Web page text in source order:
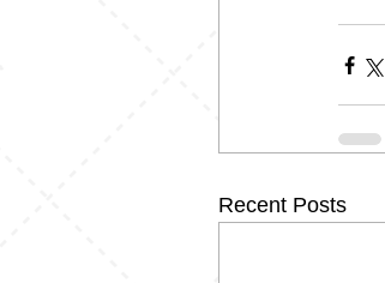
Recent Posts